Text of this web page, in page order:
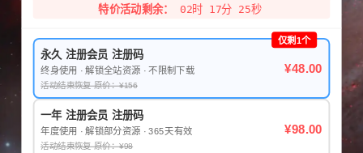
特价活动剩余： 02时 17分 25秒
仅剩1个
永久 注册会员 注册码
终身使用 · 解锁全站资源 · 不限制下载
活动结束恢复 原价：¥156
¥48.00
一年 注册会员 注册码
年度使用 · 解锁部分资源 · 365天有效
活动结束恢复 原价：¥98
¥98.00